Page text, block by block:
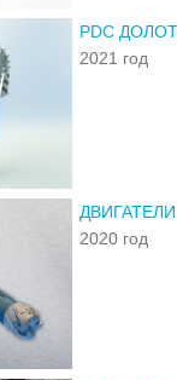
PDC
2021 год
2020 год